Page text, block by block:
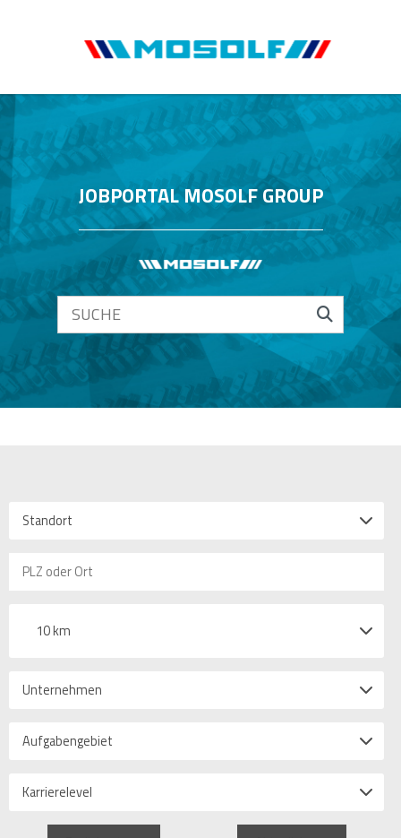
JOBPORTAL MOSOLF GROUP
Standort
10 km
Unternehmen
Aufgabengebiet
Karrierelevel